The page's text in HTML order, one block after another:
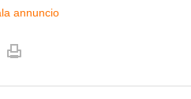
annuncio